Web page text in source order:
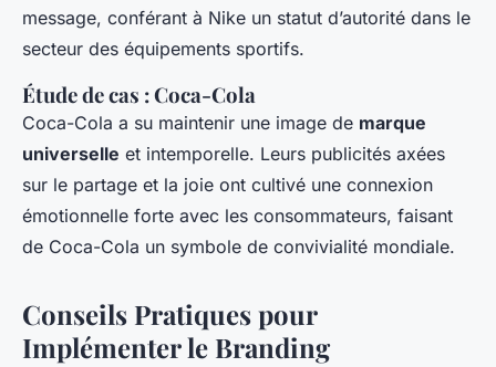
message, conférant à Nike un statut d’autorité dans le
secteur des équipements sportifs.
Étude de cas : Coca-Cola
Coca-Cola a su maintenir une image de marque
universelle et intemporelle. Leurs publicités axées
sur le partage et la joie ont cultivé une connexion
émotionnelle forte avec les consommateurs, faisant
de Coca-Cola un symbole de convivialité mondiale.
Conseils Pratiques pour
Implémenter le Branding